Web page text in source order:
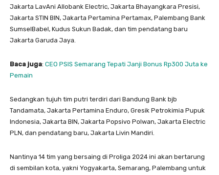
Jakarta LavAni Allobank Electric, Jakarta Bhayangkara Presisi,
Jakarta STIN BIN, Jakarta Pertamina Pertamax, Palembang Bank
SumselBabel, Kudus Sukun Badak, dan tim pendatang baru
Jakarta Garuda Jaya.
Baca juga: CEO PSIS Semarang Tepati Janji Bonus Rp300 Juta ke
Pemain
Sedangkan tujuh tim putri terdiri dari Bandung Bank bjb
Tandamata, Jakarta Pertamina Enduro, Gresik Petrokimia Pupuk
Indonesia, Jakarta BIN, Jakarta Popsivo Polwan, Jakarta Electric
PLN, dan pendatang baru, Jakarta Livin Mandiri.
Nantinya 14 tim yang bersaing di Proliga 2024 ini akan bertarung
di sembilan kota, yakni Yogyakarta, Semarang, Palembang untuk